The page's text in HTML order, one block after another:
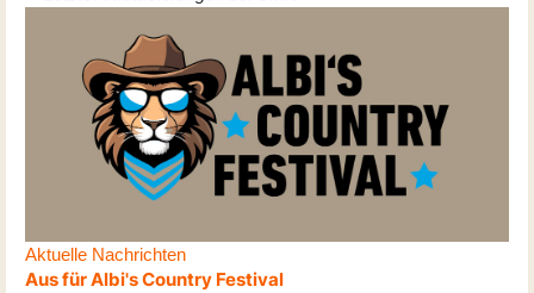
Aktuelle Nachrichten
Aus für Albi's Country Festival